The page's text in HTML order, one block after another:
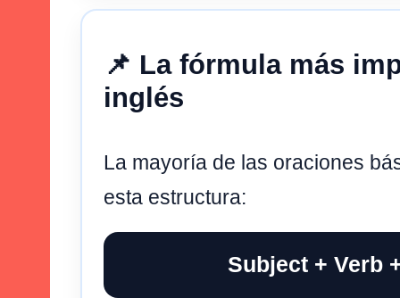
📌 La fórmula más
inglés
La mayoría de las oraciones
esta estructura:
Subject + Verb